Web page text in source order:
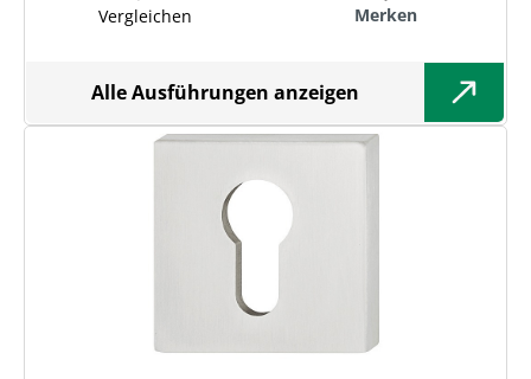
Vergleichen Merken
Alle Ausführungen anzeigen